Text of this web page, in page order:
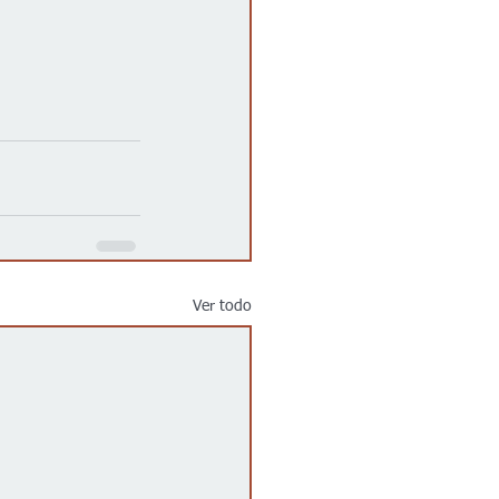
Ver todo